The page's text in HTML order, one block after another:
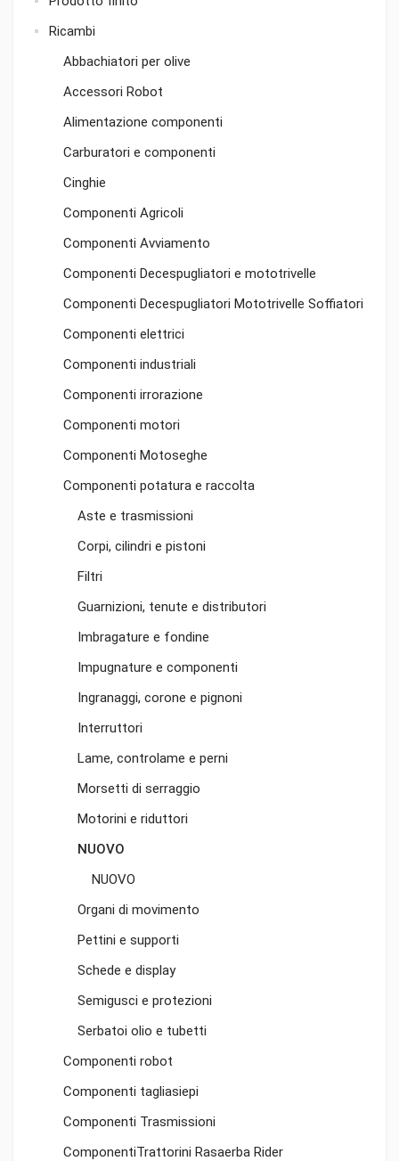
Ricambi
Abbachiatori per olive
Accessori Robot
Alimentazione componenti
Carburatori e componenti
Cinghie
Componenti Agricoli
Componenti Avviamento
Componenti Decespugliatori e mototrivelle
Componenti Decespugliatori Mototrivelle Soffiatori
Componenti elettrici
Componenti industriali
Componenti irrorazione
Componenti motori
Componenti Motoseghe
Componenti potatura e raccolta
Aste e trasmissioni
Corpi, cilindri e pistoni
Filtri
Guarnizioni, tenute e distributori
Imbragature e fondine
Impugnature e componenti
Ingranaggi, corone e pignoni
Interruttori
Lame, controlame e perni
Morsetti di serraggio
Motorini e riduttori
NUOVO
NUOVO
Organi di movimento
Pettini e supporti
Schede e display
Semigusci e protezioni
Serbatoi olio e tubetti
Componenti robot
Componenti tagliasiepi
Componenti Trasmissioni
ComponentiTrattorini Rasaerba Rider